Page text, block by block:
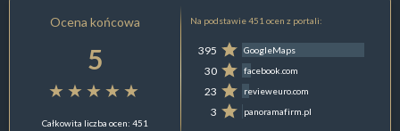
Ocena końcowa
5
Całkowita liczba ocen: 451
Na podstawie 451 ocen z portali:
395 GoogleMaps
30 facebook.com
23 revieweuro.com
3 panoramafirm.pl